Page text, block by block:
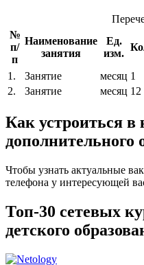
№
п/
п
Наименование
занятия
Ед.
изм.
1.
Занятие месяц 1
2.
Занятие месяц 12
Как устроиться
дополнительного
Чтобы узнать актуальные
телефона у интересующей
Топ-30 сетевых
детского